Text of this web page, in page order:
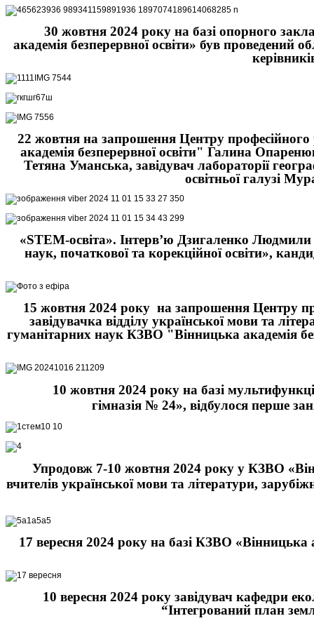
30 жовтня 2024 року на базі опорного
академія безперервної освіти» був
22 жовтня на запрошення Центру
академія безперервної освіти" Галина
Тетяна Уманська, завідувач лабораторії
освітньої галузі
«STEM-освіта». Інтерв’ю Дзигаленко
наук, початкової та корекційної освіти»,
15 жовтня 2024 року на запрошення Центру
завідувачка відділу української мови та
гуманітарних наук КЗВО "Вінницька академія
10 жовтня 2024 року на базі
гімназія № 24», відбулося перше
Упродовж 7-10 жовтня 2024 року у КЗВО
вчителів української мови та літератури,
17 вересня 2024 року на базі КЗВО «Вінницька
10 вересня 2024 року завідувач кафедри
“Інтегрований план